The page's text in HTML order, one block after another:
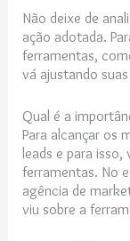
Não deixe de
ação adotada.
ferramentas,
vá ajustando
Qual é a
Para alcançar os
leads e para
ferramentas. No
agência de
viu sobre a